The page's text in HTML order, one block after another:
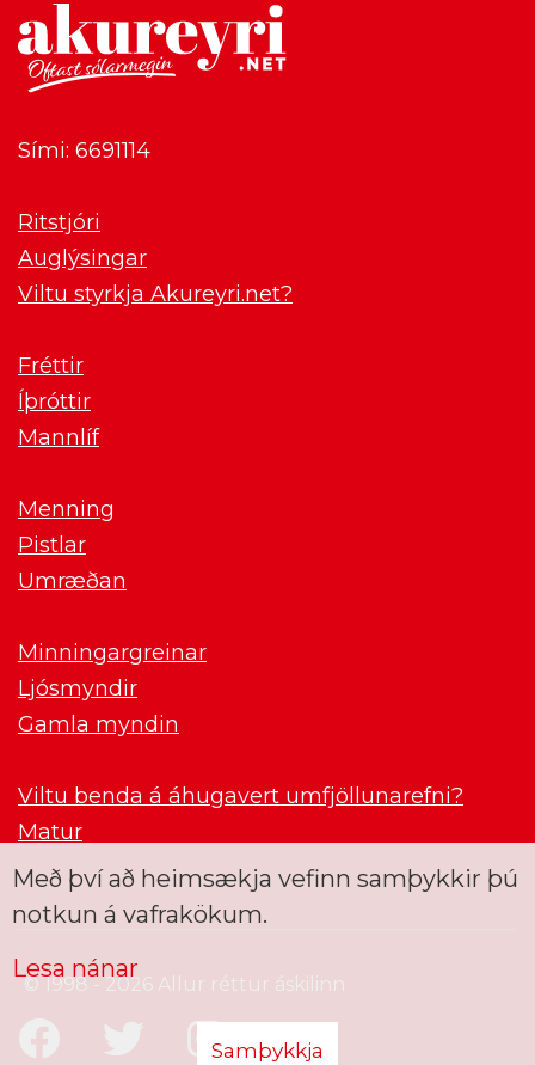
Sími: 6691114
Ritstjóri
Auglýsingar
Viltu styrkja Akureyri.net?
Fréttir
Íþróttir
Mannlíf
Menning
Pistlar
Umræðan
Minningargreinar
Ljósmyndir
Gamla myndin
Viltu benda á áhugavert umfjöllunarefni?
Matur
© 1998 - 2026 Allur réttur áskilinn
Með því að heimsækja vefinn samþykkir þú
notkun á vafrakökum.
Lesa nánar
Samþykkja